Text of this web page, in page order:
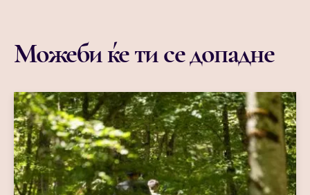
Можеби ќе ти се допадне